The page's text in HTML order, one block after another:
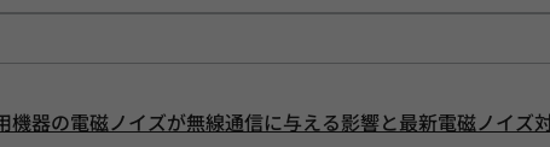
機器の電磁ノイズが無線通信に与える影響と最新電磁ノイズ